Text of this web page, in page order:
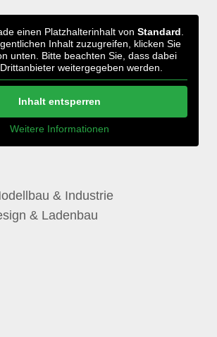
einen Platzhalterinhalt von Standard
Inhalt zuzugreifen, klicken Sie
unten. Bitte beachten Sie, dass dabei
weitergegeben werden.
Inhalt entsperren
Weitere Informationen
& Industrie
& Ladenbau